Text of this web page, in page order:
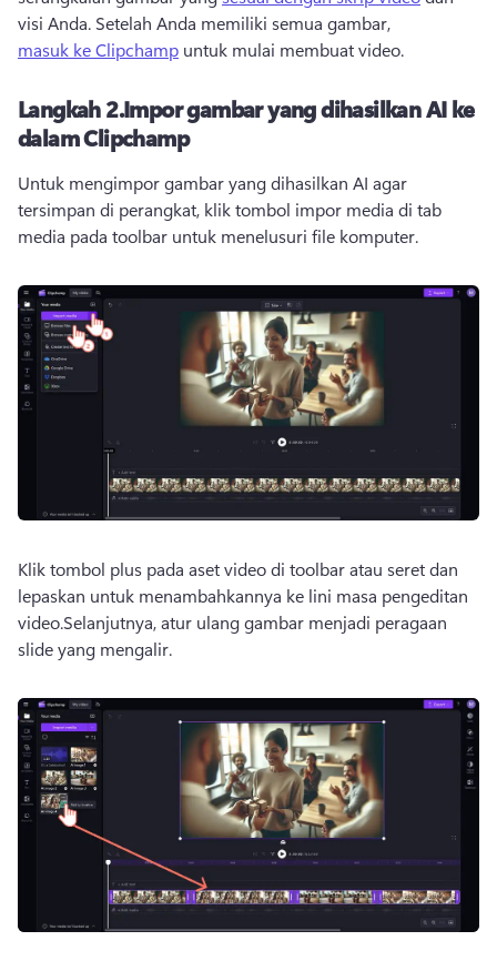
visi Anda. Setelah Anda memiliki semua gambar,
masuk ke Clipchamp untuk mulai membuat video.
Langkah 2.Impor gambar yang dihasilkan AI ke
dalam Clipchamp
Untuk mengimpor gambar yang dihasilkan AI agar
tersimpan di perangkat, klik tombol impor media di tab
media pada toolbar untuk menelusuri file komputer.
Klik tombol plus pada aset video di toolbar atau seret dan
lepaskan untuk menambahkannya ke lini masa pengeditan
video.Selanjutnya, atur ulang gambar menjadi peragaan
slide yang mengalir.